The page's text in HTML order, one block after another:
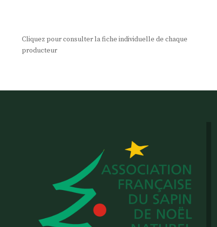
Cliquez pour consulter la fiche individuelle de chaque
producteur